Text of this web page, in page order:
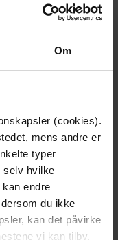
Om
(cookies).
mens andre er
typer
selv hvilke
endre
du ikke
kan det påvirke
vi kan tilby.
panel
08-10